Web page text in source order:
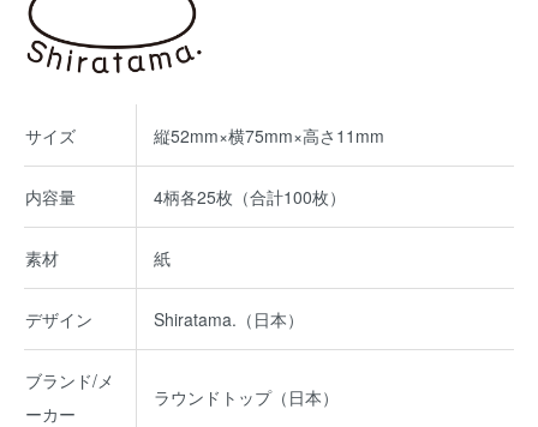
サイズ 縦52mm×横75mm×高さ11mm
内容量 4柄各25枚（合計100枚）
素材 紙
デザイン Shiratama.（日本）
ブランド/メ
ーカー
ラウンドトップ（日本）